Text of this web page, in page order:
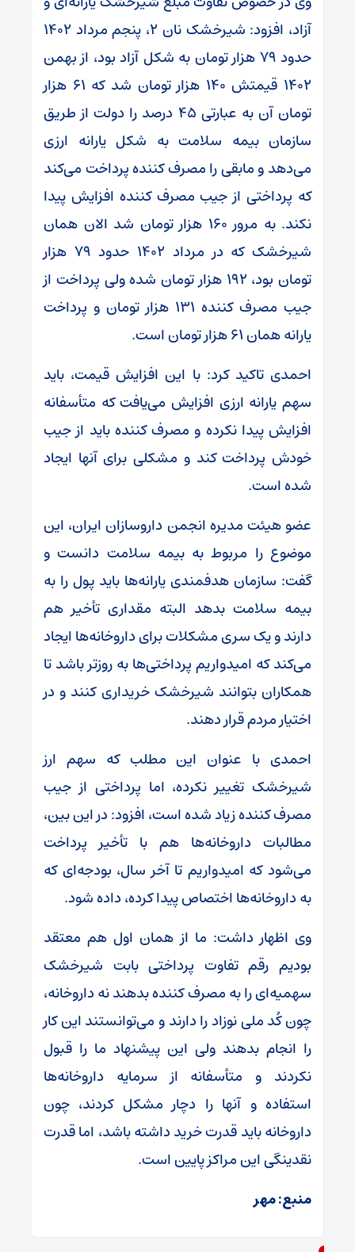
آزاد، افزود: شیرخشک نان ۲، پنجم مرداد ۱۴۰۲
حدود ۷۹ هزار تومان به شکل آزاد بود، از بهمن
۱۴۰۲ قیمتش ۱۴۰ هزار تومان شد که ۶۱ هزار
تومان آن به عبارتی ۴۵ درصد را دولت از طریق
سازمان بیمه سلامت به شکل یارانه ارزی
می‌دهد و مابقی را مصرف کننده پرداخت می‌کند
که پرداختی از جیب مصرف کننده افزایش پیدا
نکند. به مرور ۱۶۰ هزار تومان شد الان همان
شیرخشک که در مرداد ۱۴۰۲ حدود ۷۹ هزار
تومان بود، ۱۹۲ هزار تومان شده ولی پرداخت از
جیب مصرف کننده ۱۳۱ هزار تومان و پرداخت
یارانه همان ۶۱ هزار تومان است.
احمدی تاکید کرد: با این افزایش قیمت، باید
سهم یارانه ارزی افزایش می‌یافت که متأسفانه
افزایش پیدا نکرده و مصرف کننده باید از جیب
خودش پرداخت کند و مشکلی برای آنها ایجاد
شده است.
عضو هیئت مدیره انجمن داروسازان ایران، این
موضوع را مربوط به بیمه سلامت دانست و
گفت: سازمان هدفمندی یارانه‌ها باید پول را به
بیمه سلامت بدهد البته مقداری تأخیر هم
دارند و یک سری مشکلات برای داروخانه‌ها ایجاد
می‌کند که امیدواریم پرداختی‌ها به روزتر باشد تا
همکاران بتوانند شیرخشک خریداری کنند و در
اختیار مردم قرار دهند.
احمدی با عنوان این مطلب که سهم ارز
شیرخشک تغییر نکرده، اما پرداختی از جیب
مصرف کننده زیاد شده است، افزود: در این بین،
مطالبات داروخانه‌ها هم با تأخیر پرداخت
می‌شود که امیدواریم تا آخر سال، بودجه‌ای که
به داروخانه‌ها اختصاص پیدا کرده، داده شود.
وی اظهار داشت: ما از همان اول هم معتقد
بودیم رقم تفاوت پرداختی بابت شیرخشک
سهمیه‌ای را به مصرف کننده بدهند نه داروخانه،
چون کُد ملی نوزاد را دارند و می‌توانستند این کار
را انجام بدهند ولی این پیشنهاد ما را قبول
نکردند و متأسفانه از سرمایه داروخانه‌ها
استفاده و آنها را دچار مشکل کردند، چون
داروخانه باید قدرت خرید داشته باشد، اما قدرت
نقدینگی این مراکز پایین است.
منبع: مهر